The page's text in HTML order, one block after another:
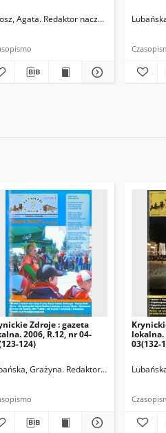
Agata. Redaktor naczelny.
Zdroje : gazeta
2006, R.12, nr 04-
124)
Grażyna. Redaktor naczelny
lokalna.
03(132-